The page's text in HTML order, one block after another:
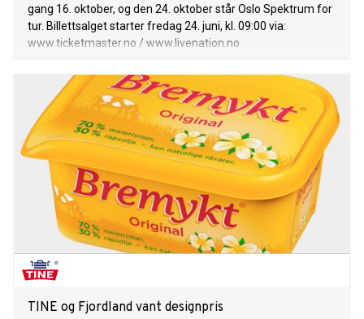
gang 16. oktober, og den 24. oktober står Oslo Spektrum for
tur. Billettsalget starter fredag 24. juni, kl. 09:00 via:
www.ticketmaster.no / www.livenation.no
TINE og Fjordland vant designpris